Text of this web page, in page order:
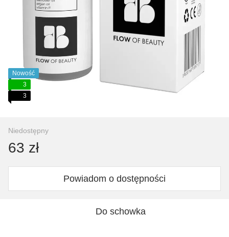
Nowość
3
3
Niedostępny
63 zł
Powiadom o dostępności
Do schowka